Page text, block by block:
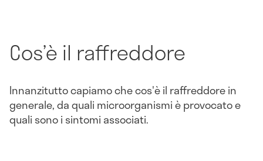
Cos’è il raffreddore
Innanzitutto capiamo che cos'è il raffreddore in
generale, da quali microorganismi è provocato e
quali sono i sintomi associati.